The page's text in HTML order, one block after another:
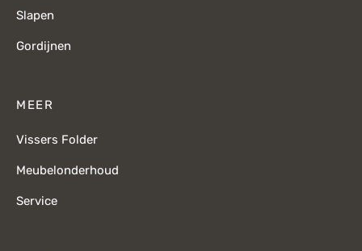
Slapen
Gordijnen
MEER
Vissers Folder
Meubelonderhoud
Service